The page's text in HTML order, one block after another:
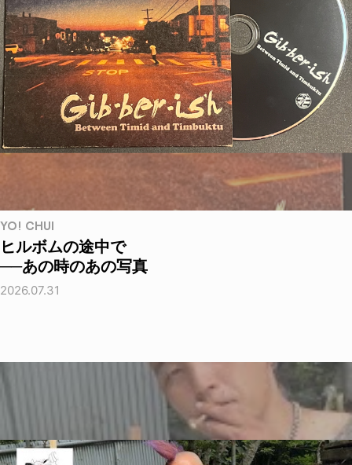
YO! CHUI
ヒルボムの途中で
──あの時のあの写真
2026.07.31